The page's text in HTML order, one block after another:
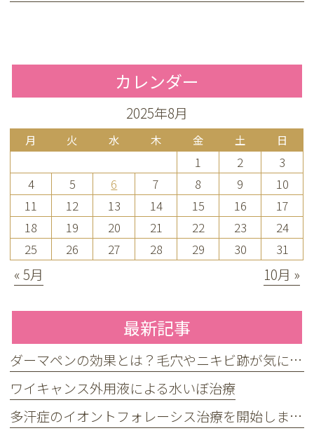
カレンダー
2025年8月
月 火 水 木 金 土 日
1 2
3
4
5 6 7 8 9
10
11
12 13 14 15 16
17
18
19 20 21 22 23
24
25
26 27 28 29 30 31
« 5月 10月 »
最新記事
ダーマペンの効果とは？毛穴やニキビ跡が気になる方へ
ワイキャンス外用液による水いぼ治療
多汗症のイオントフォレーシス治療を開始しました